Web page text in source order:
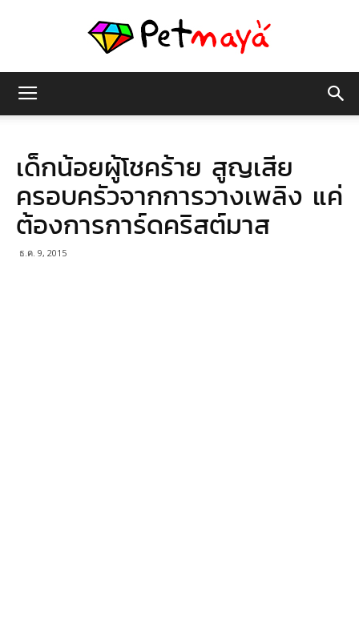
มายา
เด็กน้อยผู้โชคร้าย สูญเสีย
ครอบครัวจากการวางเพลิง แค่
ต้องการการ์ดคริสต์มาส
ธ.ค. 9, 2015